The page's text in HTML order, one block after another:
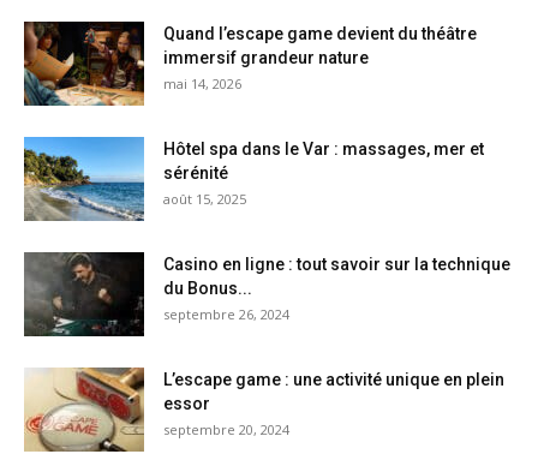
Quand l’escape game devient du théâtre
immersif grandeur nature
mai 14, 2026
Hôtel spa dans le Var : massages, mer et
sérénité
août 15, 2025
Casino en ligne : tout savoir sur la technique
du Bonus...
septembre 26, 2024
L’escape game : une activité unique en plein
essor
septembre 20, 2024